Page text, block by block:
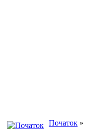
Початок »